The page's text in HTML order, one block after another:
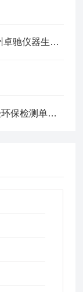
可吸附有机卤化物（AOX）分析仪 杭州卓驰仪器生产厂家
AOX有机卤素燃烧炉自从问世以来深受环保检测单位欢迎